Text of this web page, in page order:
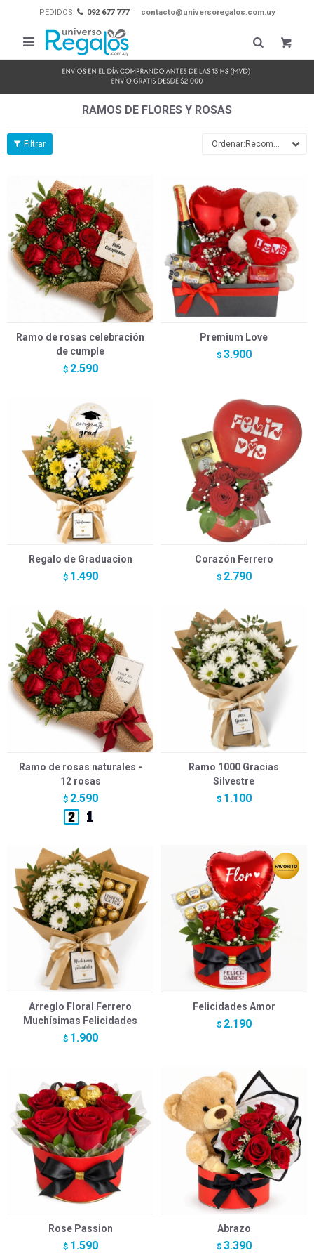
PEDIDOS: 092 677 777 contacto@universoregalos.com.uy

RAMOS DE FLORES Y ROSAS
Recomendados
Ramo de rosas celebración
de cumple
$ 2.590
Premium Love
$ 3.900
Regalo de Graduacion
$ 1.490
Corazón Ferrero
$ 2.790
Ramo de rosas naturales -
12 rosas
$ 2.590
Ramo 1000 Gracias
Silvestre
$ 1.100
Arreglo Floral Ferrero
Muchísimas Felicidades
$ 1.900
Felicidades Amor
$ 2.190
Rose Passion
$ 1.590
Abrazo
$ 3.390